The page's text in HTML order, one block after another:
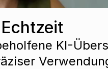
KI-